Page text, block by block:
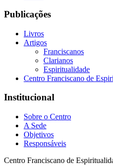
Publicações
Livros
Artigos
Franciscanos
Clarianos
Espiritualidade
Centro Franciscano de
Institucional
Sobre o Centro
A Sede
Objetivos
Responsáveis
Centro Franciscano de